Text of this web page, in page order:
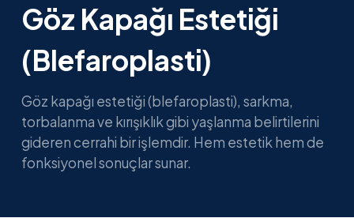
Göz Kapağı Estetiği
(Blefaroplasti)
Göz kapağı estetiği (blefaroplasti), sarkma,
torbalanma ve kırışıklık gibi yaşlanma belirtilerini
gideren cerrahi bir işlemdir. Hem estetik hem de
fonksiyonel sonuçlar sunar.